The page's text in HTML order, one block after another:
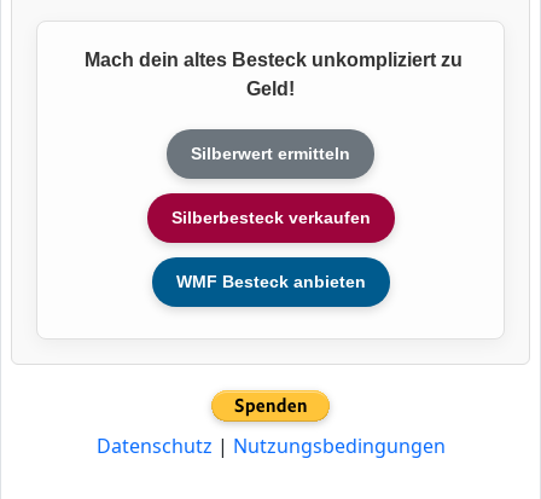
Mach dein altes Besteck unkompliziert zu
Geld!
Silberwert ermitteln
Silberbesteck verkaufen
WMF Besteck anbieten
Datenschutz | Nutzungsbedingungen